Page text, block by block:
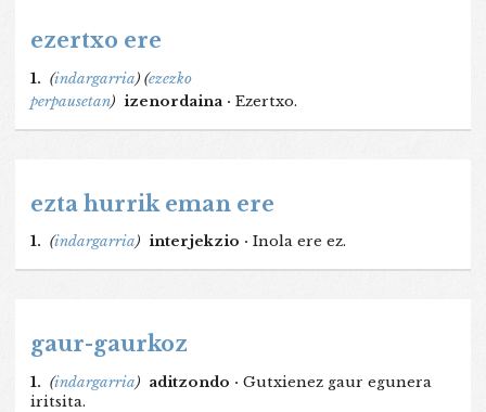
ezertxo ere
1. (indargarria) (ezezko
perpausetan) izenordaina · Ezertxo.
ezta hurrik eman ere
1. (indargarria) interjekzio · Inola ere ez.
gaur-gaurkoz
1. (indargarria) aditzondo · Gutxienez gaur egunera
iritsita.